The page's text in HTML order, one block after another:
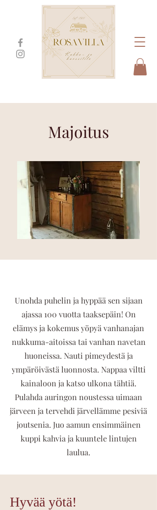
Majoitus
Unohda puhelin ja hyppää sen sijaan
ajassa 100 vuotta taaksepäin! On
elämys ja kokemus yöpyä vanhanajan
nukkuma-aitoissa tai vanhan navetan
huoneissa. Nauti pimeydestä ja
ympäröivästä luonnosta. Nappaa viltti
kainaloon ja katso ulkona tähtiä.
Pulahda auringon noustessa uimaan
järveen ja tervehdi järvellämme pesiviä
joutsenia. Juo aamun ensimmäinen
kuppi kahvia ja kuuntele lintujen
laulua.
Hyvää yötä!